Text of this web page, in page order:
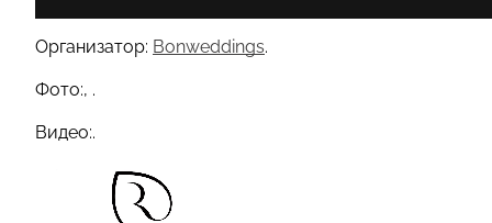
Организатор: Bonweddings.
Фото:, .
Видео:.